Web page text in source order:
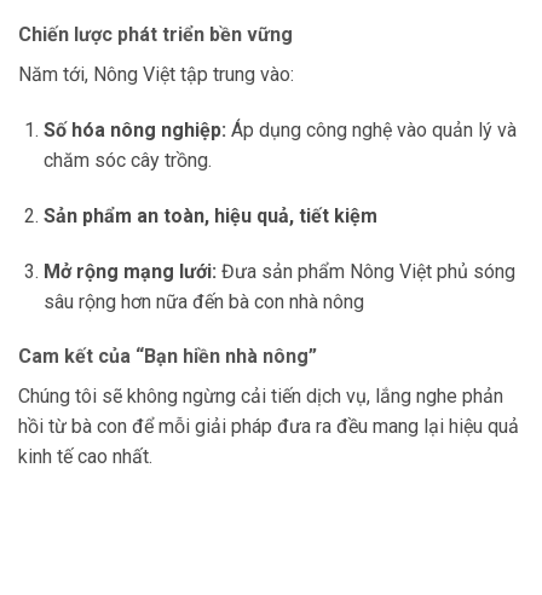
Chiến lược phát triển bền vững
Năm tới, Nông Việt tập trung vào:
Số hóa nông nghiệp: Áp dụng công nghệ vào quản lý và
chăm sóc cây trồng.
Sản phẩm an toàn, hiệu quả, tiết kiệm
Mở rộng mạng lưới: Đưa sản phẩm Nông Việt phủ sóng
sâu rộng hơn nữa đến bà con nhà nông
Cam kết của “Bạn hiền nhà nông”
Chúng tôi sẽ không ngừng cải tiến dịch vụ, lắng nghe phản
hồi từ bà con để mỗi giải pháp đưa ra đều mang lại hiệu quả
kinh tế cao nhất.